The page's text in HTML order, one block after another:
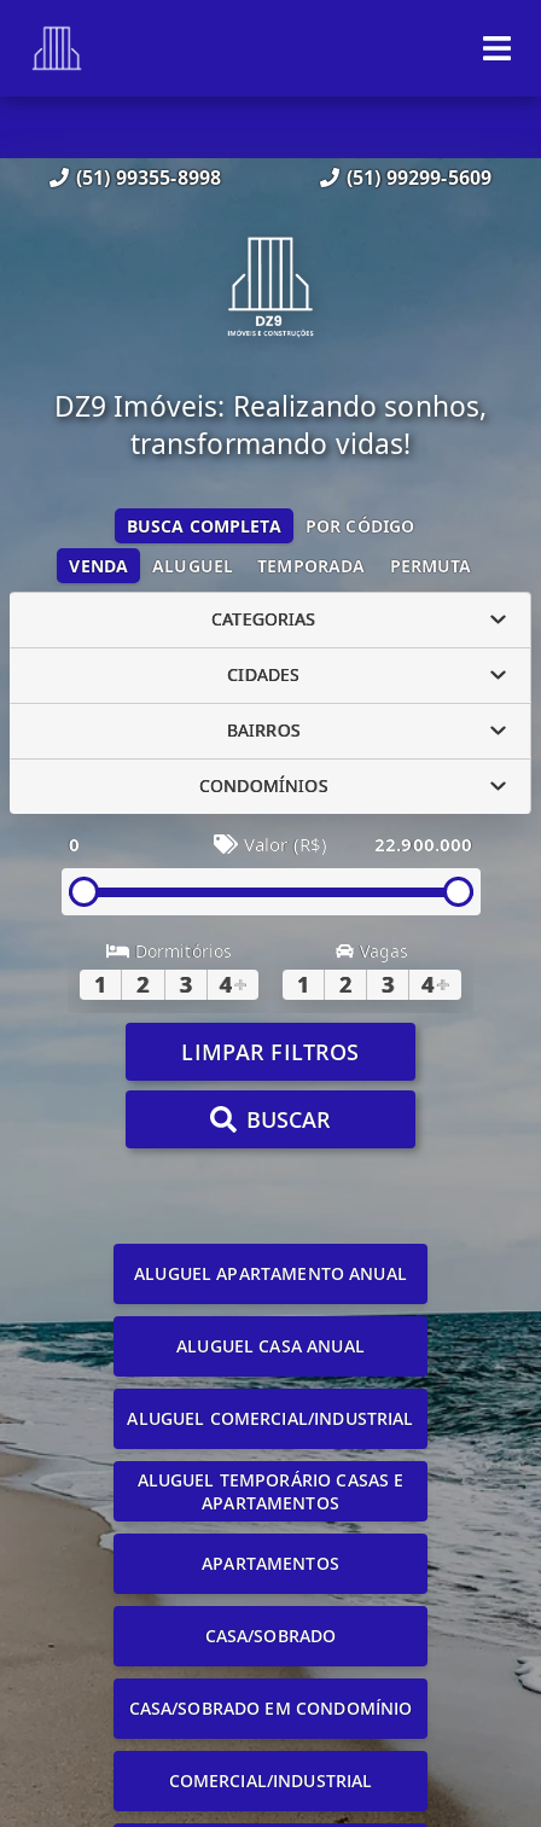
(51) 99355-8998 (51) 99299-5609
DZ9 Imóveis: Realizando sonhos,
transformando vidas!
VENDA ALUGUEL TEMPORADA PERMUTA
BUSCA COMPLETA POR CÓDIGO
CATEGORIAS
CIDADES
BAIRROS
CONDOMÍNIOS
0 Valor (R$) 22.900.000
Dormitórios
1 2 3 4+
Vagas
1 2 3 4+
LIMPAR FILTROS
BUSCAR
ALUGUEL APARTAMENTO ANUAL
ALUGUEL CASA ANUAL
ALUGUEL COMERCIAL/INDUSTRIAL
ALUGUEL TEMPORÁRIO CASAS E
APARTAMENTOS
APARTAMENTOS
CASA/SOBRADO
CASA/SOBRADO EM CONDOMÍNIO
COMERCIAL/INDUSTRIAL